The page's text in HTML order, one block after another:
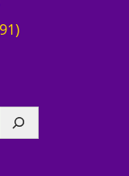
d
919
r
o